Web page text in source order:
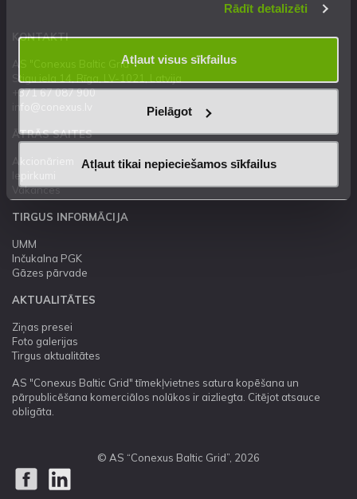
Rādīt detalizēti
Atļaut visus sīkfailus
Pielāgot
Atļaut tikai nepieciešamos sīkfailus
KONTAKTI
AS "Conexus Baltic Grid"
Stigu iela 14, Rīga, LV-1021, Latvija
+371 67 087 900
ĀTRĀS SAITES
Vakances
TIRGUS INFORMĀCIJA
UMM
Inčukalna PGK
Gāzes pārvade
AKTUALITĀTES
Ziņas presei
Foto galerijas
Tirgus aktualitātes
AS "Conexus Baltic Grid" tīmekļvietnes satura kopēšana un
pārpublicēšana komerciālos nolūkos ir aizliegta. Citējot atsauce
obligāta.
© AS “Conexus Baltic Grid”, 2026